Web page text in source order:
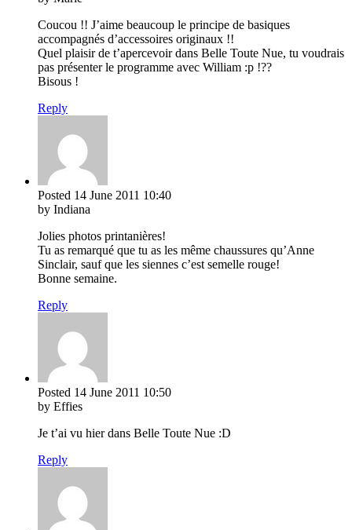
Coucou !! J’aime beaucoup le principe de basiques
accompagnés d’accessoires originaux !!
Quel plaisir de t’apercevoir dans Belle Toute Nue, tu voudrais
pas présenter le programme avec William :p !??
Bisous !
Reply
Posted 14 June 2011 10:40
by Indiana
Jolies photos printanières!
Tu as remarqué que tu as les même chaussures qu’Anne
Sinclair, sauf que les siennes c’est semelle rouge!
Bonne semaine.
Reply
Posted 14 June 2011 10:50
by Effies
Je t’ai vu hier dans Belle Toute Nue :D
Reply